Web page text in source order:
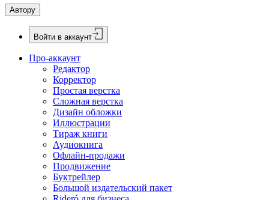
Автору
Войти в аккаунт
Про-аккаунт
Редактор
Корректор
Простая верстка
Сложная верстка
Дизайн обложки
Иллюстрации
Тираж книги
Аудиокнига
Офлайн-продажи
Продвижение
Буктрейлер
Большой издательский пакет